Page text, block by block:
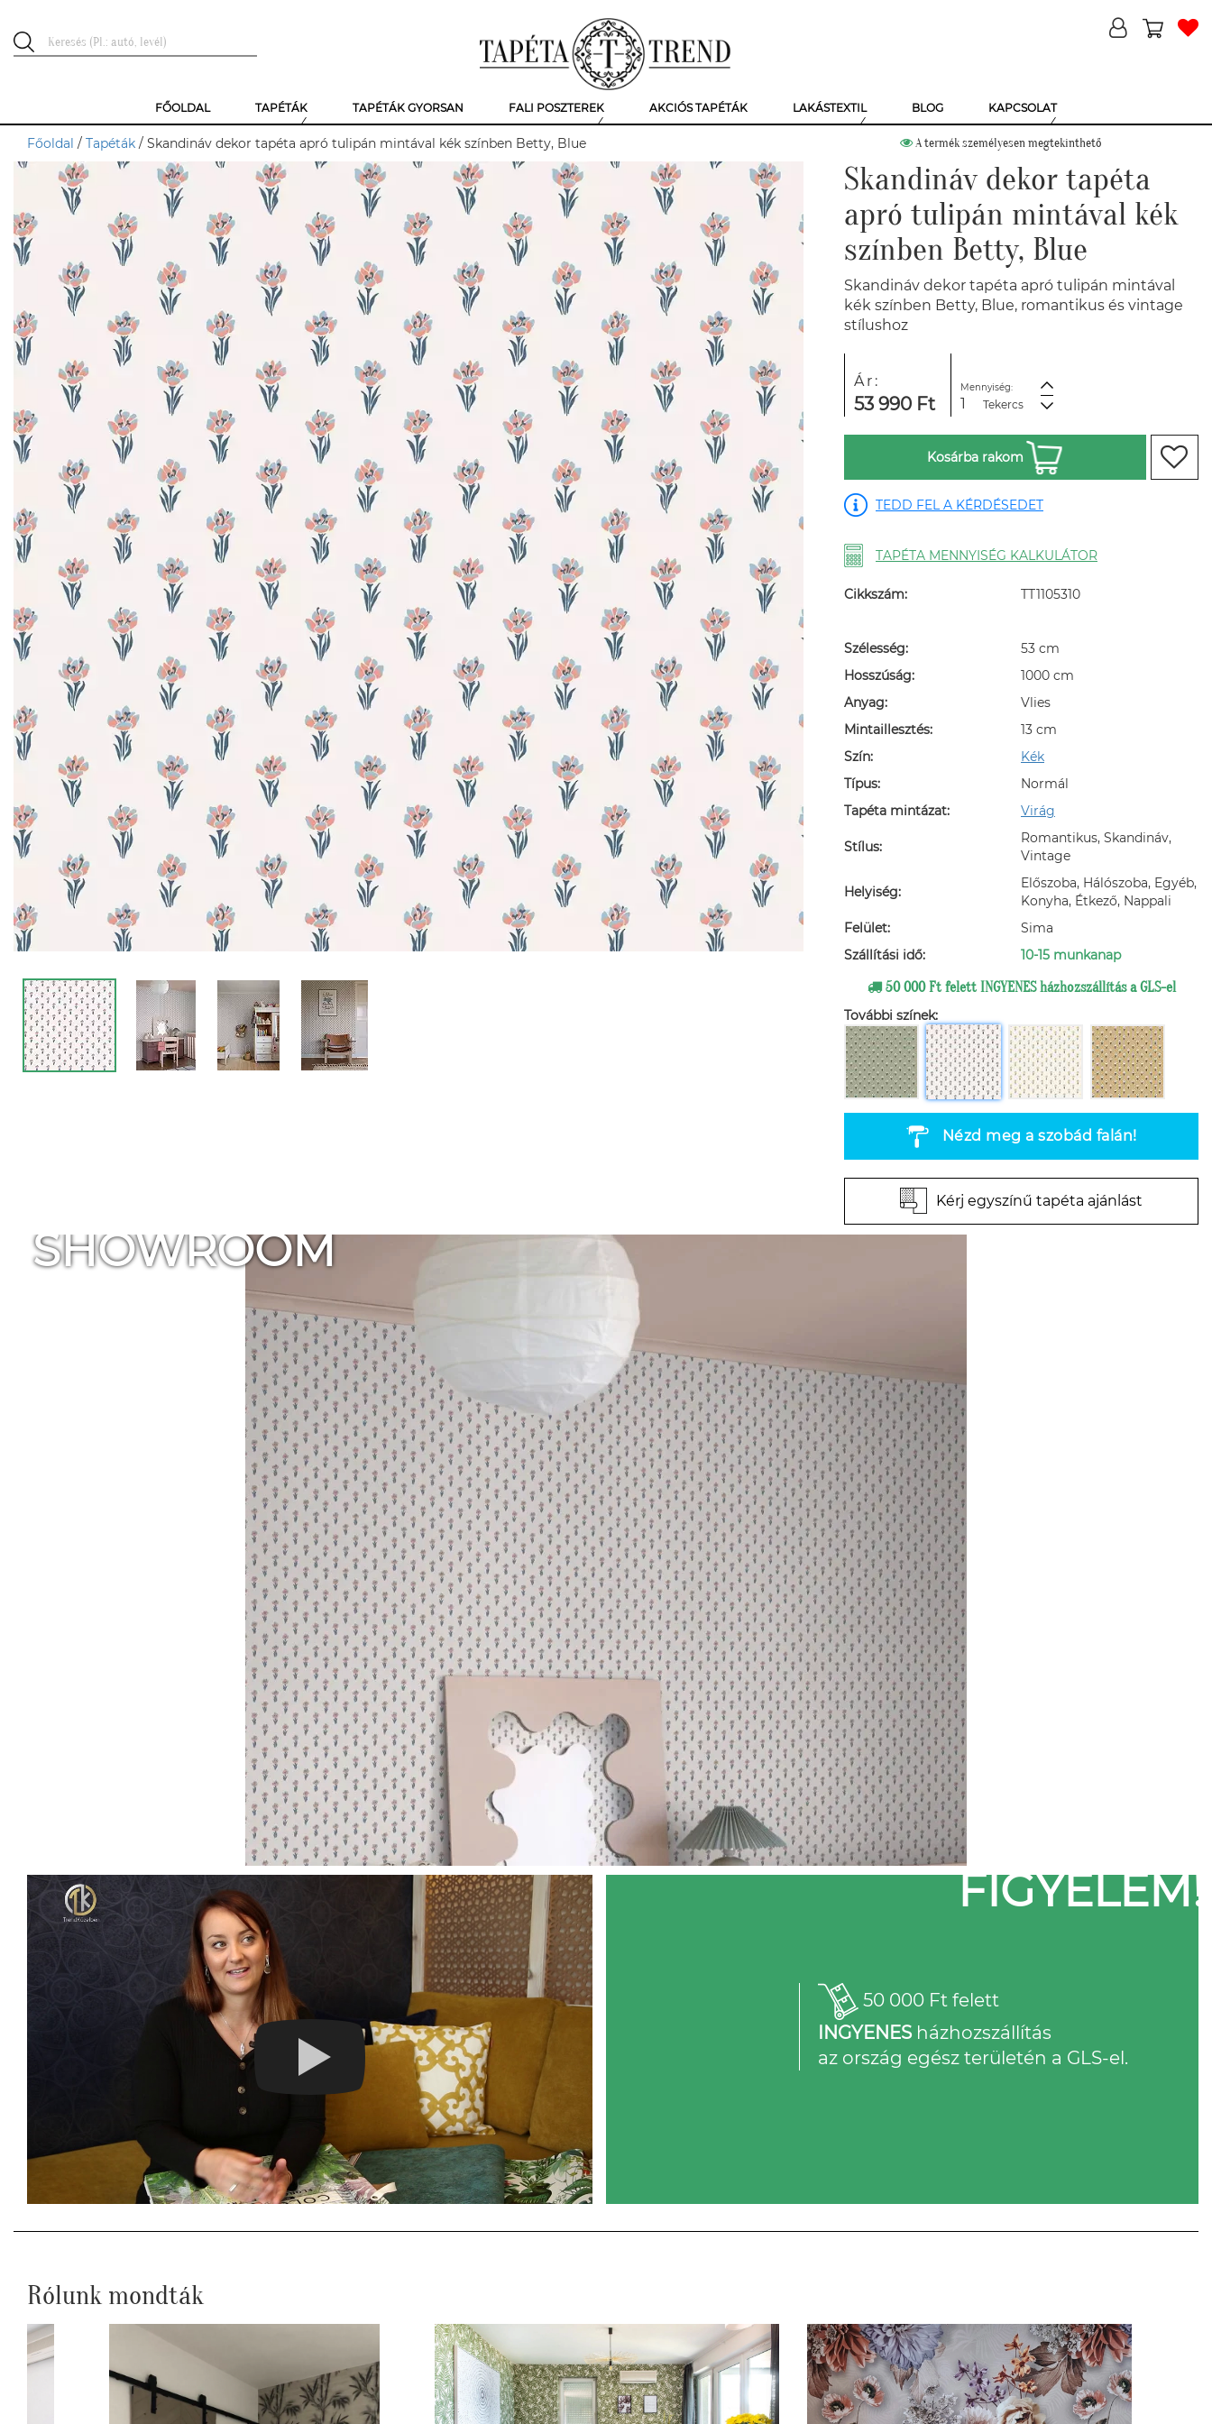
FŐOLDAL TAPÉTÁK TAPÉTÁK GYORSAN FALI POSZTEREK AKCIÓS TAPÉTÁK LAKÁSTEXTIL BLOG KAPCSOLAT
Főoldal / Tapéták / Skandináv dekor tapéta apró tulipán mintával kék színben Betty, Blue A termék személyesen megtekinthető
Skandináv dekor tapéta
apró tulipán mintával kék
színben Betty, Blue
Skandináv dekor tapéta apró tulipán mintával
kék színben Betty, Blue, romantikus és vintage
stílushoz
Ár:
53 990 Ft
Mennyiség:
Tekercs
Kosárba rakom
TEDD FEL A KÉRDÉSEDET
TAPÉTA MENNYISÉG KALKULÁTOR
Cikkszám: TT1105310
Szélesség:
53 cm
Hosszúság:
1000 cm
Anyag:
Vlies
Mintaillesztés:
13 cm
Szín:
Kék
Típus:
Normál
Tapéta mintázat:
Virág
Stílus:
Romantikus, Skandináv,
Vintage
Helyiség:
Előszoba, Hálószoba, Egyéb,
Konyha, Étkező, Nappali
Felület:
Sima
Szállítási idő:
10-15 munkanap
50 000 Ft felett INGYENES házhozszállítás a GLS-el
További színek:
Nézd meg a szobád falán!
Kérj egyszínű tapéta ajánlást
SHOWROOM
FIGYELEM!
50 000 Ft felett
INGYENESházhozszállítás
az ország egész területén a GLS-el.
Rólunk mondták